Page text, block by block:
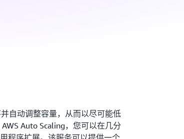
自动调整容量，从而以尽可能低
Auto Scaling，您可以在几分